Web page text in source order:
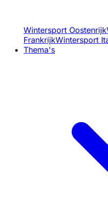
Wintersport Oostenrijk
FrankrijkWintersport
Thema's